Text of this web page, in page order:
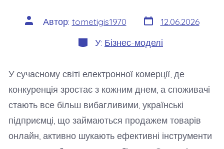
Автор
запису
Автор: tometigis1970 Дата
запису
12.06.2026
Категорії
У: Бізнес-моделі
У сучасному світі електронної комерції, де
конкуренція зростає з кожним днем, а споживачі
стають все більш вибагливими, українські
підприємці, що займаються продажем товарів
онлайн, активно шукають ефективні інструменти